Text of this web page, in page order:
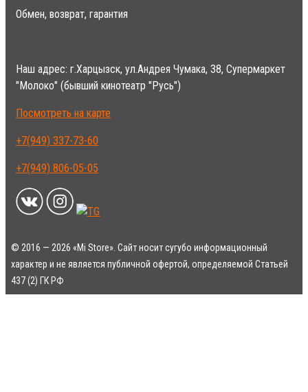
Обмен, возврат, гарантия
Наш адрес: г.Харцызск, ул.Андрея Чумака, 38, Супермаркет
"Молоко" (бывший кинотеатр "Русь")
Посмотреть на карте
+7(949) 337-73-60
+7(949) 806-05-05
© 2016 — 2026 «Mi Store». Сайт носит сугубо информационный
характер и не является публичной офертой, определяемой Статьей
437 (2) ГК РФ